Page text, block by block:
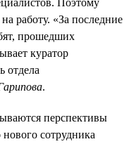
работу. «За последние
прошедших
куратор
отдела
.
перспективы
сотрудника